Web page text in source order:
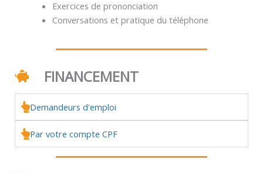
Exercices de prononciation
Conversations et pratique du téléphone
FINANCEMENT
Demandeurs d'emploi
Par votre compte CPF